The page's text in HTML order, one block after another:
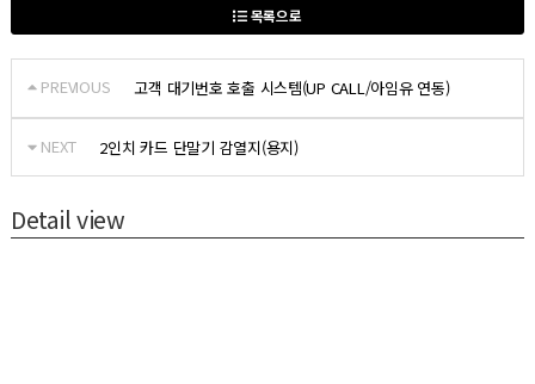
목록으로
PREVIOUS 고객 대기번호 호출 시스템(UP CALL/아임유 연동)
NEXT 2인치 카드 단말기 감열지(용지)
Detail view